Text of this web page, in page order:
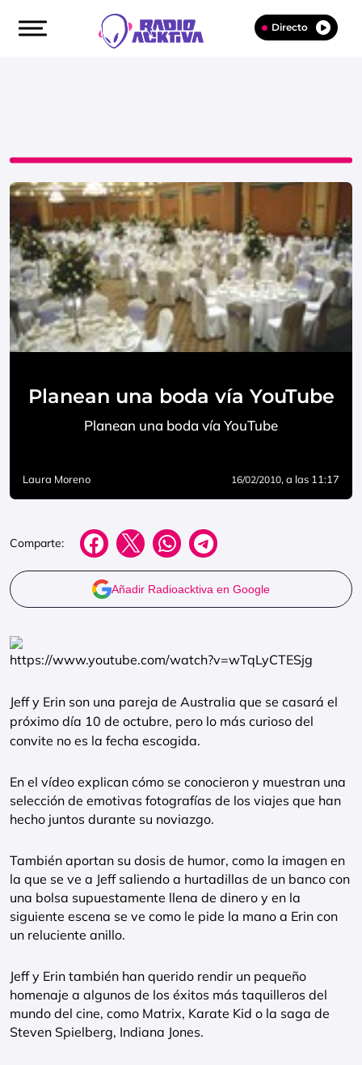
Directo
Planean una boda vía YouTube
Planean una boda vía YouTube
Laura Moreno 16/02/2010, a las 11:17
Comparte:
Añadir Radioacktiva en Google
https://www.youtube.com/watch?v=wTqLyCTESjg
Jeff y Erin son una pareja de Australia que se casará el
próximo día 10 de octubre, pero lo más curioso del
convite no es la fecha escogida.
En el vídeo explican cómo se conocieron y muestran una
selección de emotivas fotografías de los viajes que han
hecho juntos durante su noviazgo.
También aportan su dosis de humor, como la imagen en
la que se ve a Jeff saliendo a hurtadillas de un banco con
una bolsa supuestamente llena de dinero y en la
siguiente escena se ve como le pide la mano a Erin con
un reluciente anillo.
Jeff y Erin también han querido rendir un pequeño
homenaje a algunos de los éxitos más taquilleros del
mundo del cine, como Matrix, Karate Kid o la saga de
Steven Spielberg, Indiana Jones.